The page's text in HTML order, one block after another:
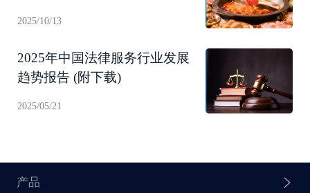
2025/10/13
2025年中国法律服务行业发展
趋势报告 (附下载)
2025/05/21
产品